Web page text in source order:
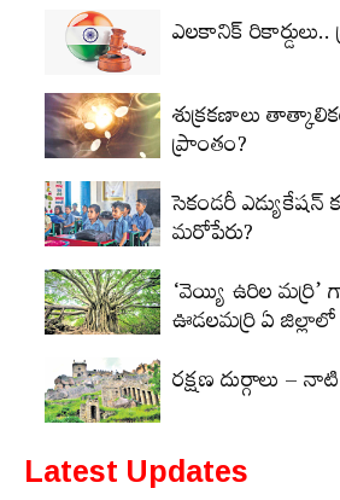
ఎలకానిక్‌
శుక్రకణాలు
ప్రాంతం?
సెకండరీ ఎడ్యుకేషన్‌
మరోపేరు?
‘వెయ్యి ఉరిల మర్రి’
ఊడలమర్రి ఏ
రక్షణ దుర్గాలు
Latest Updates